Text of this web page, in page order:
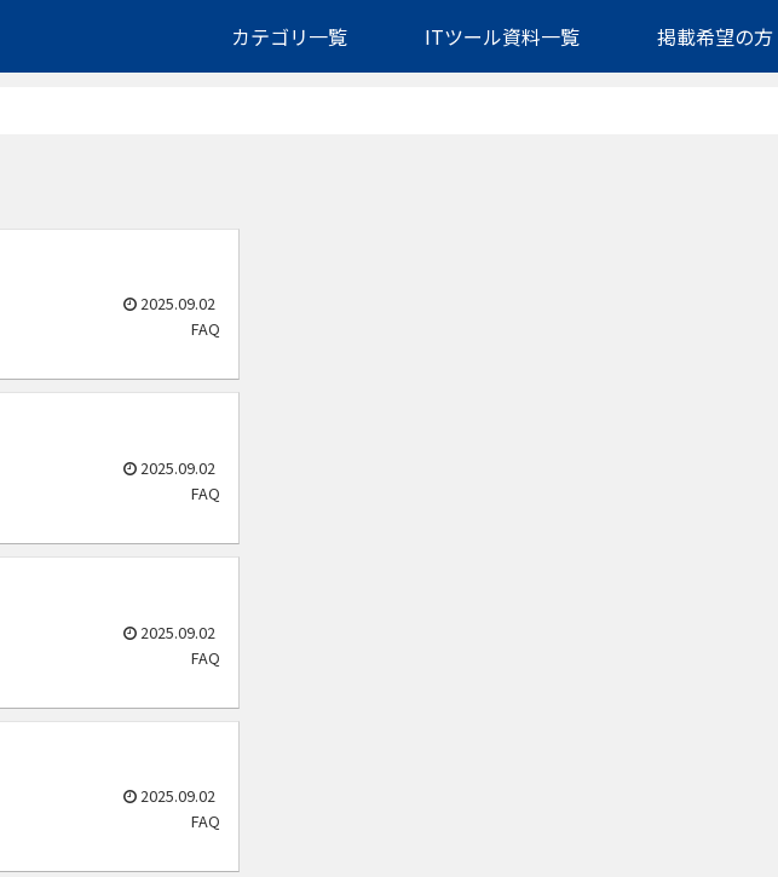
カテゴリ一覧 ITツール資料一覧 掲載希望の方
2025.09.02
FAQ
2025.09.02
FAQ
2025.09.02
FAQ
2025.09.02
FAQ